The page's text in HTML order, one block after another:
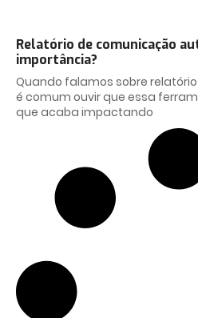
Relatório de comunicação
importância?
Quando falamos sobre
é comum ouvir que essa
que acaba impactando